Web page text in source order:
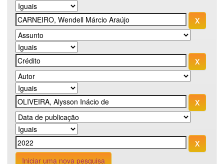
Iniciar uma nova pesquisa